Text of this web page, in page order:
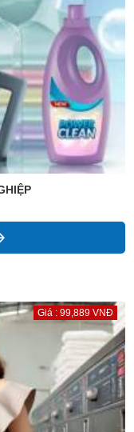
Giá : 99,889 VNĐ